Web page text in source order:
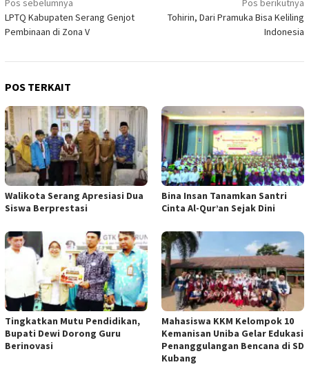
Navigasi
pos
Pos sebelumnya
LPTQ Kabupaten Serang Genjot
Pembinaan di Zona V
Pos berikutnya
Tohirin, Dari Pramuka Bisa Keliling
Indonesia
POS TERKAIT
Walikota Serang Apresiasi Dua
Siswa Berprestasi
Bina Insan Tanamkan Santri
Cinta Al-Qur’an Sejak Dini
Tingkatkan Mutu Pendidikan,
Bupati Dewi Dorong Guru
Berinovasi
Mahasiswa KKM Kelompok 10
Kemanisan Uniba Gelar Edukasi
Penanggulangan Bencana di SD
Kubang